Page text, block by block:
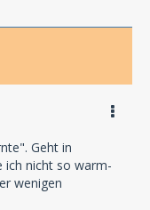
Geht in
ich nicht so warm-
wenigen